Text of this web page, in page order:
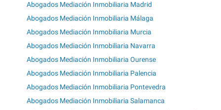
Abogados Mediación Inmobiliaria Madrid
Abogados Mediación Inmobiliaria Málaga
Abogados Mediación Inmobiliaria Murcia
Abogados Mediación Inmobiliaria Navarra
Abogados Mediación Inmobiliaria Ourense
Abogados Mediación Inmobiliaria Palencia
Abogados Mediación Inmobiliaria Pontevedra
Abogados Mediación Inmobiliaria Salamanca